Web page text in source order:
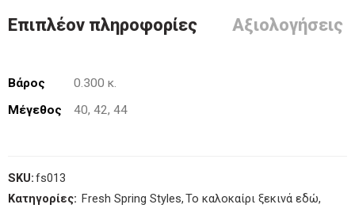
Επιπλέον πληροφορίες Αξιολογήσεις
Βάρος
0.300 κ.
Μέγεθος
40, 42, 44
SKU:fs013
Κατηγορίες: Fresh Spring Styles,Το καλοκαίρι ξεκινά εδώ,